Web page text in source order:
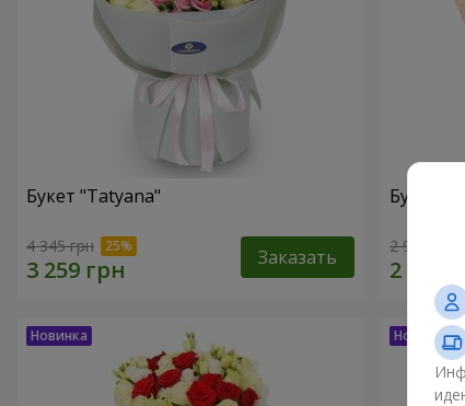
Букет "Tatyana"
4 345 грн Заказать
Букет
2 932 грн